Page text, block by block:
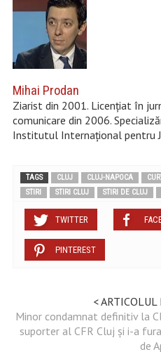
Mihai Prodan
Ziarist din 2001. Licențiat în
comunicare din 2006.
Institutul Internațional pentru
TAGS CLUJ CLUJ-NAPOCA
STIRI
STIRI CLUJ STIRI DE CLUJ
TWITTER
PINTEREST
< ARTICOLUL
Minor condamnat definitiv la
suporter al CFR Cluj și i-a
de